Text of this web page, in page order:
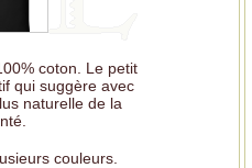
coton. Le petit
qui suggère avec
naturelle de la
couleurs.